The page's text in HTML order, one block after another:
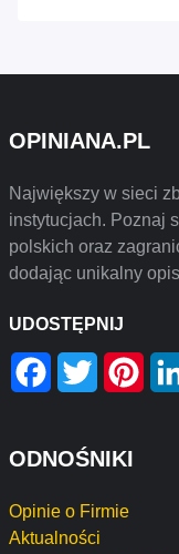
OPINIANA.PL
Największy w sieci
instytucjach. Poznaj
polskich oraz
dodając unikalny
UDOSTĘPNIJ
Facebook
Twitter
ODNOŚNIKI
Opinie o Firmie
Aktualności